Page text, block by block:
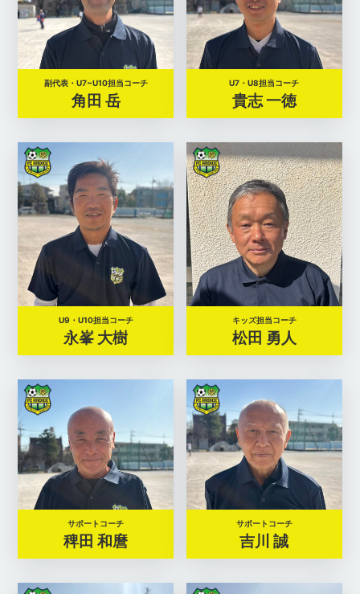
副代表・U7~U10担当コーチ
角田 岳
U7・U8担当コーチ
貴志 一徳
U9・U10担当コーチ
永峯 大樹
キッズ担当コーチ
松田 勇人
サポートコーチ
稗田 和麿
サポートコーチ
吉川 誠